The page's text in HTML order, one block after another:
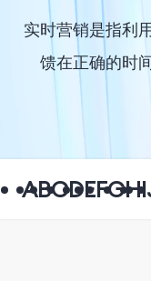
实时营销是指利
馈在正确的时
ABCDEFGHI